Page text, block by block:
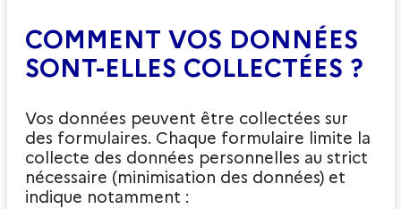
COMMENT VOS DONNÉES
SONT-ELLES COLLECTÉES ?
Vos données peuvent être collectées sur
des formulaires. Chaque formulaire limite la
collecte des données personnelles au strict
nécessaire (minimisation des données) et
indique notamment :